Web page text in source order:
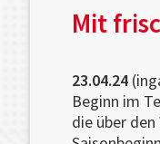
Mit
23.04.24
Beginn im
die über